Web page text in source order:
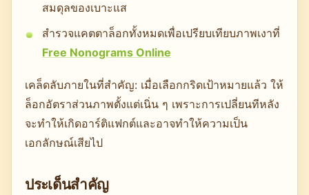
สมดุลของเบาะแส
สำรวจแคตตาล็อกทั้งหมดเพื่อเปรียบเทียบภาพเงาที่
Free Nonograms Online
เคล็ดลับภายในที่สำคัญ: เมื่อเลือกกริดเป้าหมายแล้ว ให้
ล็อกอัตราส่วนภาพตั้งแต่เนิ่น ๆ เพราะการเปลี่ยนทีหลัง
จะทำให้เกิดอาร์ติแฟกต์และอาจทำให้ความเป็น
เอกลักษณ์เสียไป
ประเด็นสำคัญ